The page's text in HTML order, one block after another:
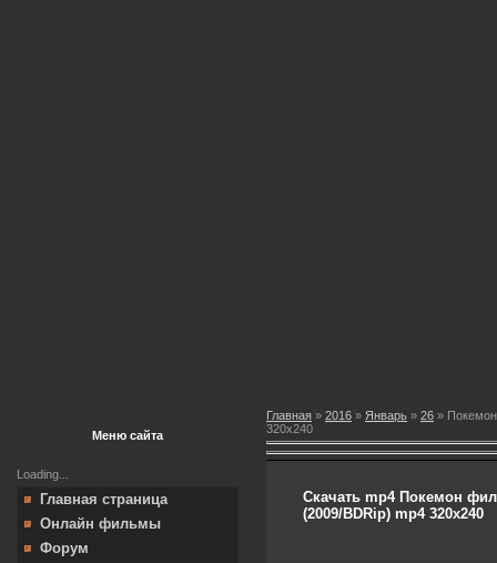
Меню сайта
Loading...
Главная страница
Онлайн фильмы
Форум
Главная » 2016 » Январь » 26 »
320х240
Скачать mp4 Покемон
(2009/BDRip) mp4 320х240